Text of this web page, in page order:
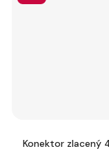
Konektor zlacený